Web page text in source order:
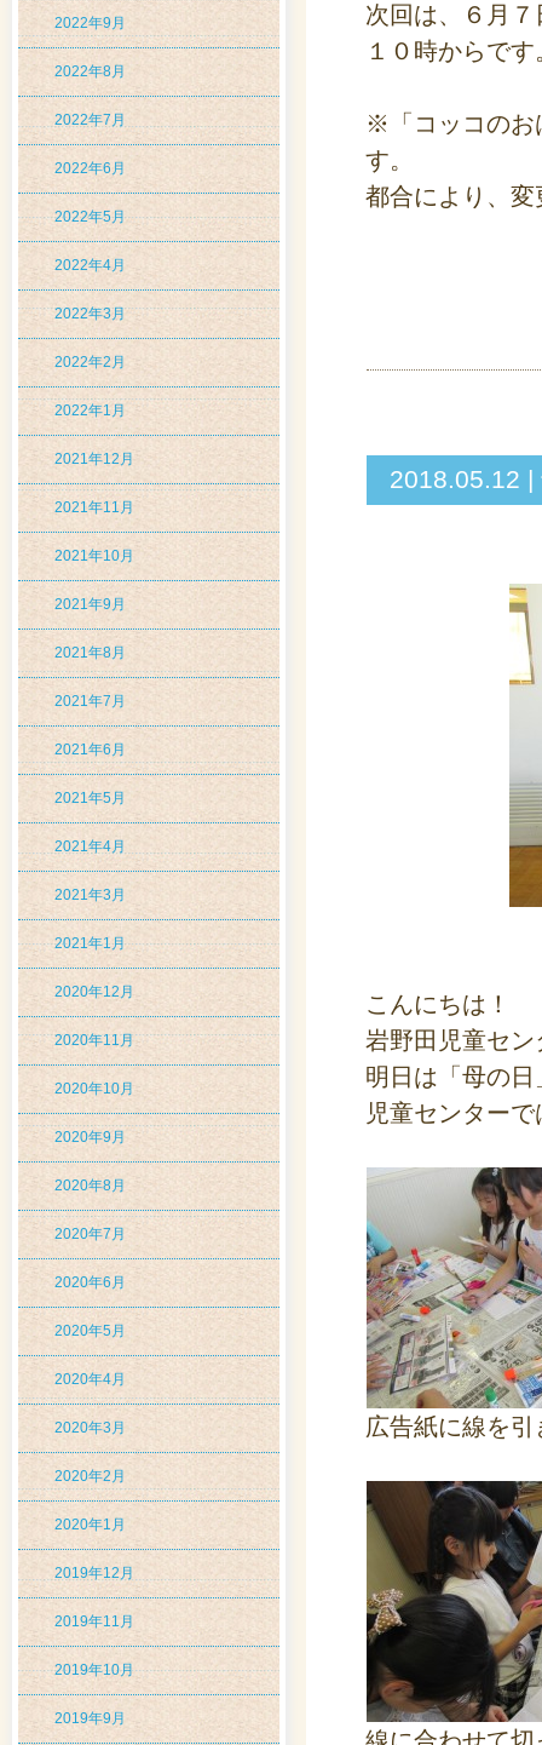
2022年9月
2022年8月
2022年7月
2022年6月
2022年5月
2022年4月
2022年3月
2022年2月
2022年1月
2021年12月
2021年11月
2021年10月
2021年9月
2021年8月
2021年7月
2021年6月
2021年5月
2021年4月
2021年3月
2021年1月
2020年12月
2020年11月
2020年10月
2020年9月
2020年8月
2020年7月
2020年6月
2020年5月
2020年4月
2020年3月
2020年2月
2020年1月
2019年12月
2019年11月
2019年10月
2019年9月
次回は、６月
１０時からです
※「コッコのお
す。
都合により、
2018.05.12
こんにちは！
岩野田児童セ
明日は「母の
児童センター
広告紙に線を